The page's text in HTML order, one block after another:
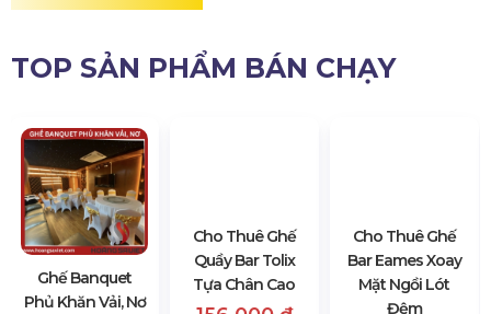
TOP SẢN PHẨM BÁN CHẠY
Ghế Banquet
Phủ Khăn Vải, Nơ
Cho Thuê Ghế
Quầy Bar Tolix
Cho Thuê Ghế
Bar Eames Xoay